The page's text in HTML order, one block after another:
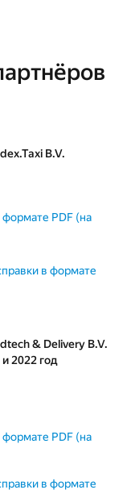
B.V.
PDF (на
в формате
& Delivery B.V.
2022 год
PDF (на
в формате